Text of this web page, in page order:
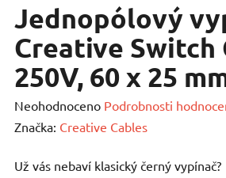
Jednopólový
Creative Switch
250V, 60 x 25
Průměrné
hodnocení
je
Neohodnoceno Podrobnosti
Značka: Creative Cables
Už vás nebaví klasický černý vypínač?